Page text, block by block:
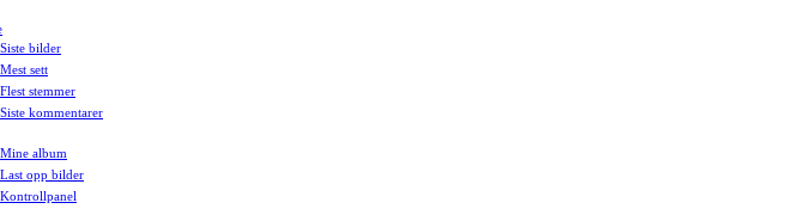
Siste bilder
Mest sett
Flest stemmer
Siste kommentarer
Mine album
Last opp bilder
Kontrollpanel